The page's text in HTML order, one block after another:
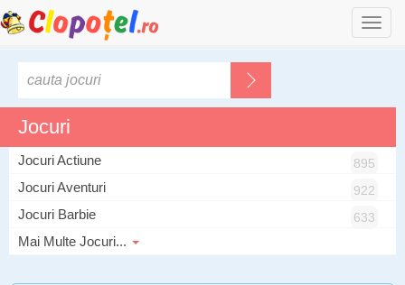
Jocuri
Jocuri Actiune 895
Jocuri Aventuri 922
Jocuri Barbie 633
Mai Multe Jocuri...